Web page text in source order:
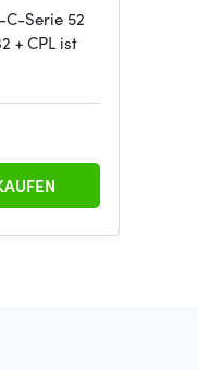
C-Serie 52
+ CPL ist